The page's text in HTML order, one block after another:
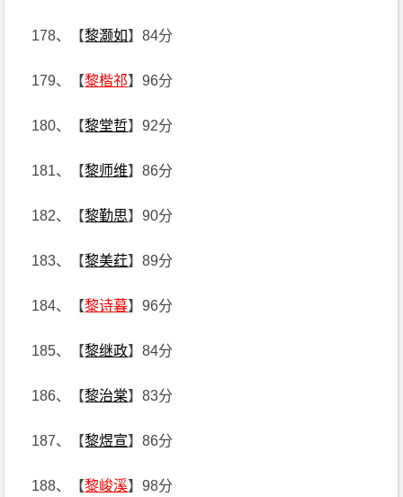
178、【黎灏如】84分
179、【黎楷祁】96分
180、【黎堂哲】92分
181、【黎师维】86分
182、【黎勤思】90分
183、【黎美荭】89分
184、【黎诗暮】96分
185、【黎继政】84分
186、【黎治棠】83分
187、【黎煜宣】86分
188、【黎峻溪】98分